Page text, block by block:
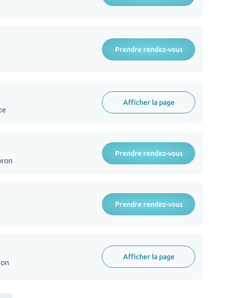
Prendre rendez-vous
Afficher la page
Prendre rendez-vous
Prendre rendez-vous
Afficher la page